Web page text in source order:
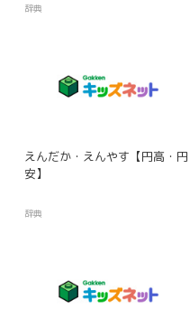
辞典
えんだか・えんやす【円高・円
安】
辞典